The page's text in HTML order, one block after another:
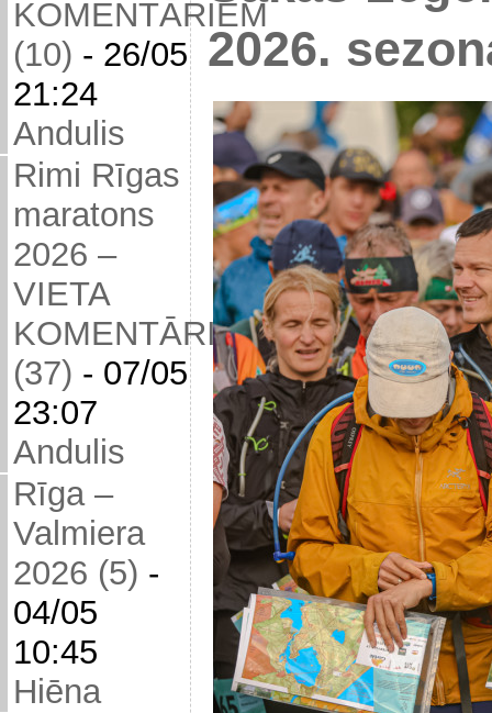
KOMENTĀRIEM
(10) - 26/05
21:24
Andulis
Rimi Rīgas
maratons
2026 –
VIETA
KOMENTĀRIEM
(37) - 07/05
23:07
Andulis
Rīga –
Valmiera
2026 (5) -
04/05
10:45
Hiēna
2026.